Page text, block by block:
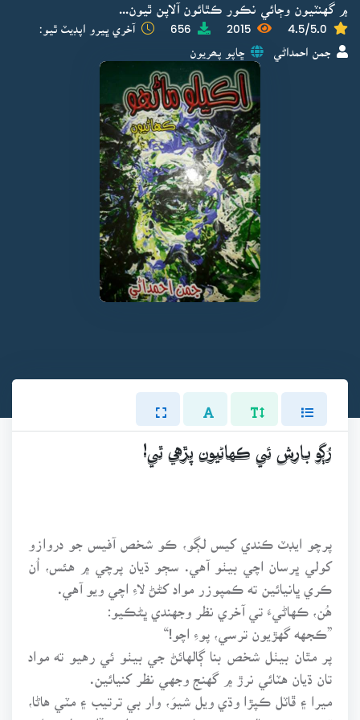
۾ گهنٽيون وڄائي نڪور ڪٿائون آلاپن ٿيون...
4.5/5.0
2015
656 آخري ڀيرو اپڊيٽ ٿيو:
جمن احمداڻي ڇاپو پھريون
رُڳو بارش ئي ڪهاڻيون پڙهي ٿي!
پرچو ايڊٽ ڪندي کيس لڳو، ڪو شخص آفيس جو دروازو
کولي ڀرسان اچي بيٺو آهي. سڄو ڌيان پرچي ۾ هئس، اُن
ڪري ڀانيائين ته ڪمپوزر مواد کڻڻ لاءِ اچي ويو آهي.
هُن، ڪهاڻيءَ تي آخري نظر وجهندي ڀڻڪيو:
”ڪجهه گهڙيون ترسي، پوءِ اچو!“
پر مٿان بيٺل شخص بنا ڳالهائڻ جي بيٺو ئي رهيو ته مواد
تان ڌيان هٽائي نرڙ ۾ گهنج وجهي نظر کنيائين.
ميرا ۽ ڦاٽل ڪپڙا وڌي ويل شيوَ، وار بي ترتيب ۽ مٽي هاڻا،
قميص جي ڪالر جو هڪ پاسو ڇڄي ڪلهي ڏانهن لڙڪيل-